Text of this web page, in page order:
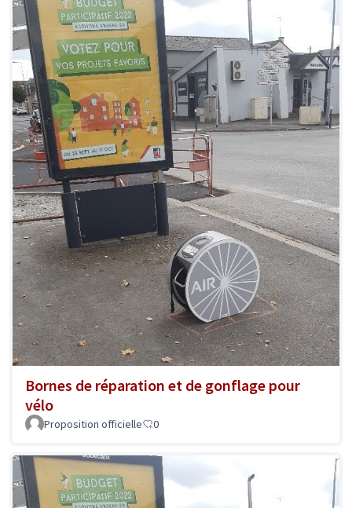
Bornes de réparation et de gonflage pour
vélo
Proposition officielle 0